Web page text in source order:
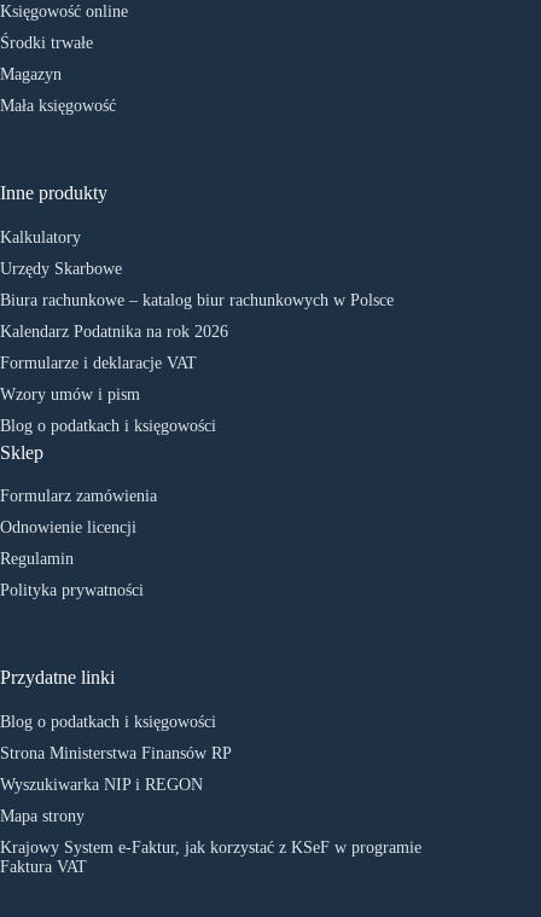
Księgowość online
Środki trwałe
Magazyn
Mała księgowość
Inne produkty
Kalkulatory
Urzędy Skarbowe
Biura rachunkowe – katalog biur rachunkowych w Polsce
Kalendarz Podatnika na rok 2026
Formularze i deklaracje VAT
Wzory umów i pism
Blog o podatkach i księgowości
Sklep
Formularz zamówienia
Odnowienie licencji
Regulamin
Polityka prywatności
Przydatne linki
Blog o podatkach i księgowości
Strona Ministerstwa Finansów RP
Wyszukiwarka NIP i REGON
Mapa strony
Krajowy System e-Faktur, jak korzystać z KSeF w programie
Faktura VAT